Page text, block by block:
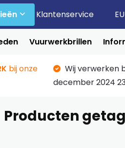
Klantenservice
Vuurwerkbrillen
bij onze
Wij verwerken
december 2024
Producten